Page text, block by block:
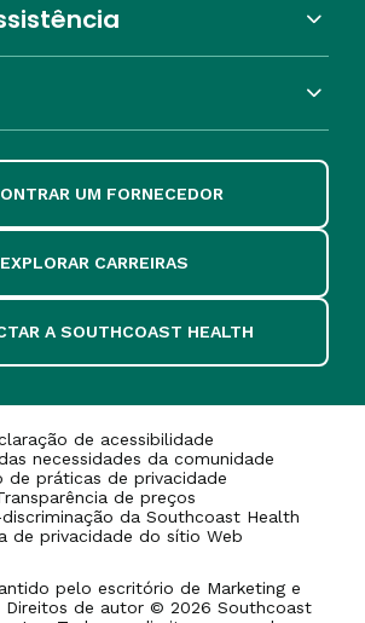
UM FORNECEDOR
EXPLORAR CARREIRAS
A SOUTHCOAST HEALTH
de acessibilidade
necessidades da comunidade
de práticas de privacidade
de preços
da Southcoast Health
de privacidade do sítio Web
pelo escritório de Marketing e
Direitos de autor © 2026 Southcoast